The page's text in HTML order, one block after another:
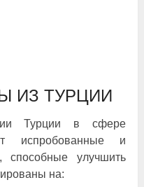
ИЗ ТУРЦИИ
Турции в сфере
испробованные и
способные улучшить
на: